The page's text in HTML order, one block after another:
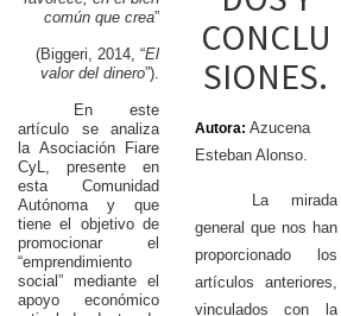
común que crea”
(Biggeri, 2014, “El
valor del dinero”).
En este
artículo se analiza
la Asociación Fiare
CyL, presente en
esta Comunidad
Autónoma y que
tiene el objetivo de
promocionar el
“emprendimiento
social” mediante el
apoyo económico
CONCLU
SIONES.
Autora:Azucena
Esteban Alonso.
La mirada
general que nos han
proporcionado los
artículos anteriores,
vinculados con la